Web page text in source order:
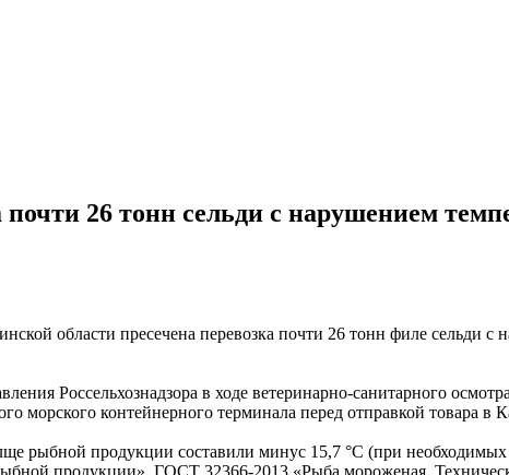
почти 26 тонн сельди с нарушением
области пресечена перевозка почти 26 тонн филе сельди
Россельхознадзора в ходе ветеринарно-санитарного
морского контейнерного терминала перед отправкой товара в
рыбной продукции составили минус 15,7 °С (при необходимых
продукции», ГОСТ 32366-2013 «Рыба мороженая.